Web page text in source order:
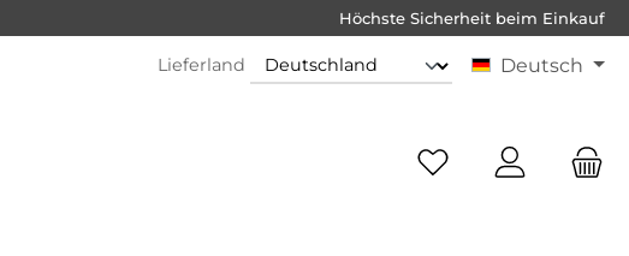
Höchste Sicherheit beim Einkauf
Lieferland Deutsch